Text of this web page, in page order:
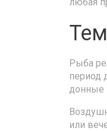
Рыба
период
донные
или